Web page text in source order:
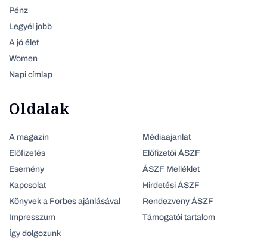
Pénz
Legyél jobb
A jó élet
Women
Napi címlap
Oldalak
A magazin
Előfizetés
Esemény
Kapcsolat
Könyvek a Forbes ajánlásával
Impresszum
Így dolgozunk
Médiaajanlat
Előfizetői ÁSZF
ÁSZF Melléklet
Hirdetési ÁSZF
Rendezveny ÁSZF
Támogatói tartalom